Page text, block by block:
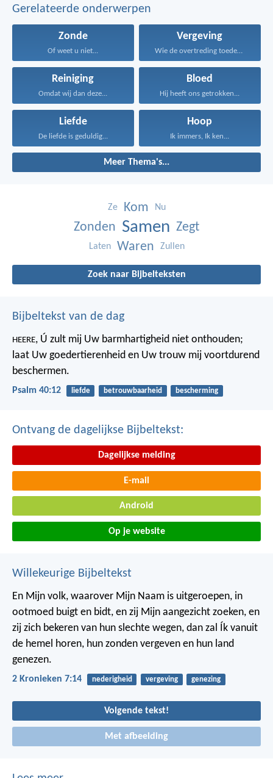
Gerelateerde onderwerpen
Zonde
Of weet u niet...
Vergeving
Wie de overtreding toedekt...
Reiniging
Omdat wij dan deze...
Bloed
Hij heeft ons getrokken...
Liefde
De liefde is geduldig...
Hoop
Ik immers, Ik ken...
Meer Thema's...
Ze Kom Nu
Zonden Samen Zegt
Laten Waren Zullen
Zoek naar Bijbelteksten
Bijbeltekst van de dag
HEERE, Ú zult mij Uw barmhartigheid niet onthouden;
laat Uw goedertierenheid en Uw trouw mij voortdurend
beschermen.
Psalm 40:12 liefde betrouwbaarheid bescherming
Ontvang de dagelijkse Bijbeltekst:
Dagelijkse melding
E-mail
Android
Op je website
Willekeurige Bijbeltekst
En Mijn volk, waarover Mijn Naam is uitgeroepen, in
ootmoed buigt en bidt, en zij Mijn aangezicht zoeken, en
zij zich bekeren van hun slechte wegen, dan zal Ík vanuit
de hemel horen, hun zonden vergeven en hun land
genezen.
2 Kronieken 7:14 nederigheid vergeving genezing
Volgende tekst!
Met afbeelding